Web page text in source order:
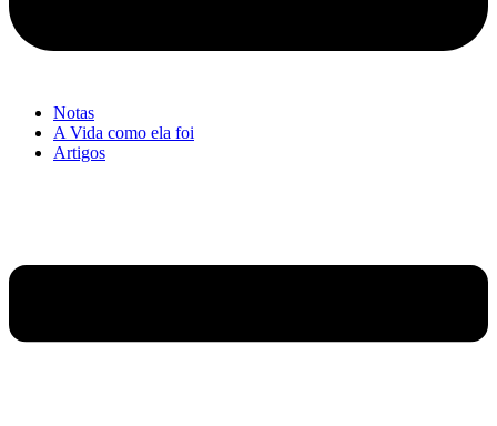
Notas
A Vida como ela foi
Artigos